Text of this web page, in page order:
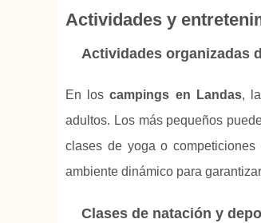
Actividades y
Actividades organizadas
En loscampings en Landas,
adultos. Los más pequeños
clases de yoga o
ambiente dinámico para
Clases de natación y